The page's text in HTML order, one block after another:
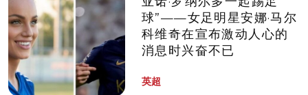
球”——女足明星安娜·马尔
科维奇在宣布激动人心的
消息时兴奋不已
英超